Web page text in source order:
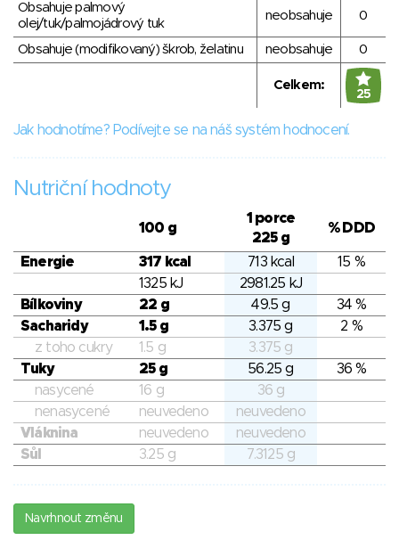
Obsahuje palmový
olej/tuk/palmojádrový tuk
neobsahuje 0
Obsahuje (modifikovaný) škrob, želatinu neobsahuje 0
Celkem:
25
Jak hodnotíme? Podívejte se na náš systém hodnocení.
Nutriční hodnoty
100 g
1 porce
225 g
% DDD
Energie 317 kcal 713 kcal
15 %
1325 kJ
2981.25 kJ
Bílkoviny
22 g 49.5 g
34 %
Sacharidy
1.5 g 3.375 g
2 %
z toho cukry
1.5 g
3.375 g
Tuky
25 g 56.25 g
36 %
nasycené
16 g
36 g
nenasycené
neuvedeno
neuvedeno
Vláknina
neuvedeno
neuvedeno
Sůl
3.25 g 7.3125 g
Navrhnout změnu